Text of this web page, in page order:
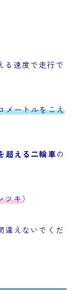
る速度で走行で
メートルをこえ
超える二輪車の
ツキ）
違えないでくだ